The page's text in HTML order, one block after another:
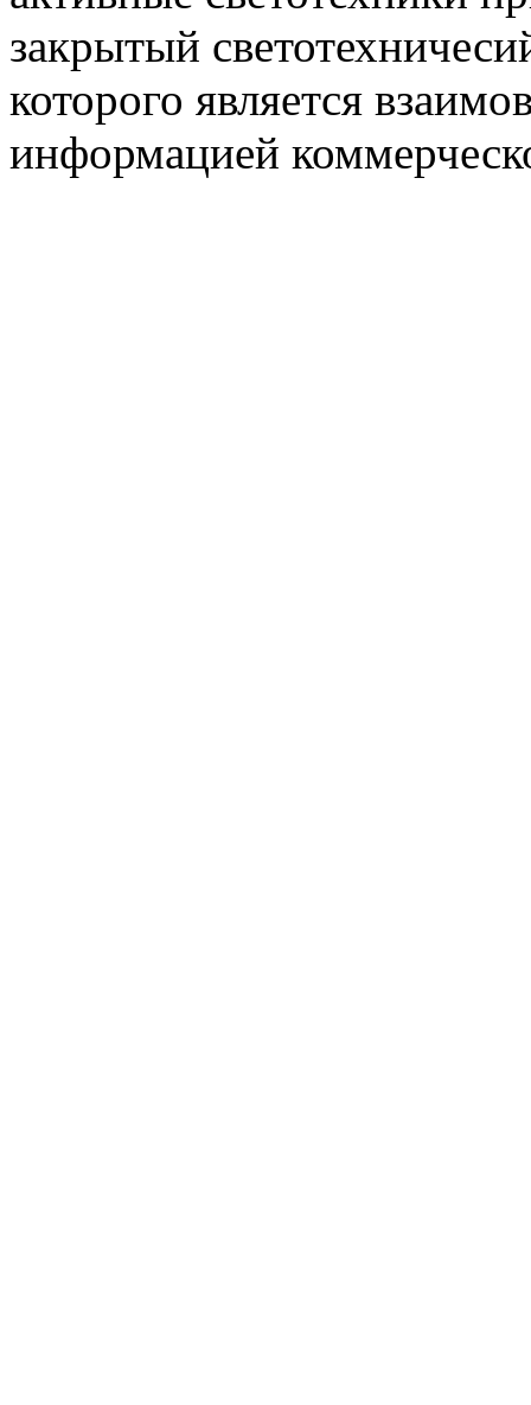
закрытый
которого является
информацией